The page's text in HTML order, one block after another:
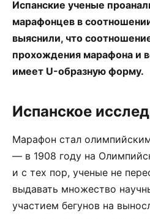
Испанские ученые
марафонцев в
выяснили, что
прохождения марафона и
имеет U-образную форму.
Испанское
Марафон стал
— в 1908 году на
и с тех пор, ученые не
выдавать множество
участием бегунов на